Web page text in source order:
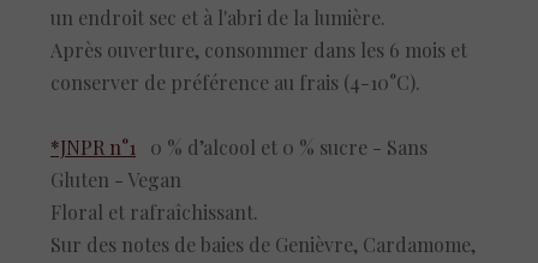
un endroit sec et à l'abri de la lumière.
Après ouverture, consommer dans les 6 mois et
conserver de préférence au frais (4-10°C).
*JNPR n°1
0 % d’alcool et 0 % sucre - Sans
Gluten - Vegan
Floral et rafraîchissant.
Sur des notes de baies de Genièvre, Cardamome,